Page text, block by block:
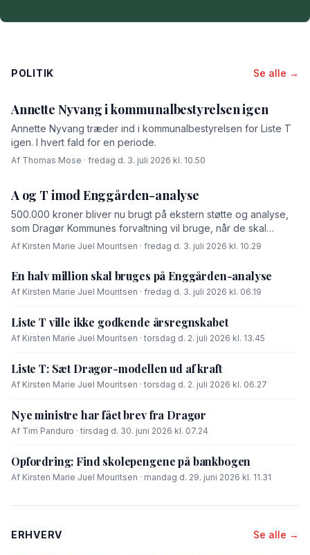
POLITIK Se alle →
Annette Nyvang i kommunalbestyrelsen igen
Annette Nyvang træder ind i kommunalbestyrelsen for Liste T
igen. I hvert fald for en periode.
Af Thomas Mose · fredag d. 3. juli 2026 kl. 10.50
A og T imod Enggården-analyse
500.000 kroner bliver nu brugt på ekstern støtte og analyse,
som Dragør Kommunes forvaltning vil bruge, når de skal
forhandle med OK-fonden om en driftsoverenskomst for
Af Kirsten Marie Juel Mouritsen · fredag d. 3. juli 2026 kl. 10.29
En halv million skal bruges på Enggården-analyse
Af Kirsten Marie Juel Mouritsen · fredag d. 3. juli 2026 kl. 06.19
Liste T ville ikke godkende årsregnskabet
Af Kirsten Marie Juel Mouritsen · torsdag d. 2. juli 2026 kl. 13.45
Liste T: Sæt Dragør-modellen ud af kraft
Af Kirsten Marie Juel Mouritsen · torsdag d. 2. juli 2026 kl. 06.27
Nye ministre har fået brev fra Dragør
Af Tim Panduro · tirsdag d. 30. juni 2026 kl. 07.24
Opfordring: Find skolepengene på bankbogen
Af Kirsten Marie Juel Mouritsen · mandag d. 29. juni 2026 kl. 11.31
ERHVERV Se alle →